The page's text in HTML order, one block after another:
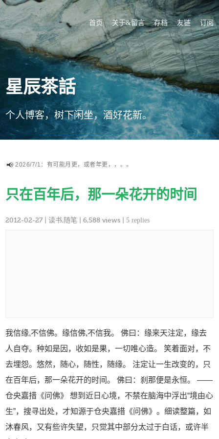
首页 关于&留言 存档 友链 订阅
星辰茶話
个人博客，树下闲坐，酒好花新。
2026/7/1：有可能月更，或者年更，，。。
只在百年后，那一朵花开的时间
2012-02-27 |读书,随笔 | 6,588 views | 5 replies
我信缘,不信佛。缘信佛,不信我。 佛曰：缘来天注定，缘去
人自夺。种如是因，收如是果，一切唯心造。 笑着面对，不
去埋怨。悠然，随心，随性，随缘。 注定让一生改变的，只
在百年后，那一朵花开的时间。 佛曰：刹那便是永恒。 ——
仓央嘉措《问佛》 想到近日心境，不禁在脑海中浮出“境由心
生”，搜寻出处，才知源于仓央嘉措《问佛》。细读整篇，如
沐春风，又有些许失望，只觉其中部分太过于白话，或许半